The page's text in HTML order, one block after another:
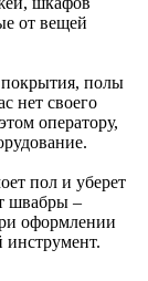
от вещей
полы
нет своего
оператору,
пол и уберет
швабры –
оформлении
инструмент.